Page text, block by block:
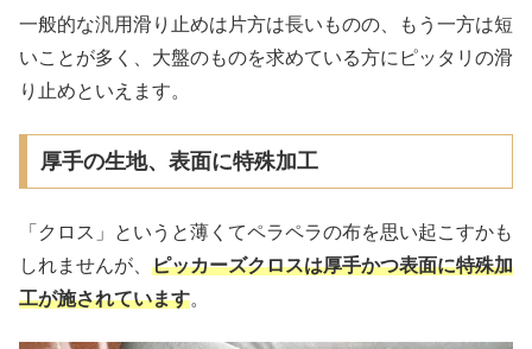
一般的な汎用滑り止めは片方は長いものの、もう一方は短
いことが多く、大盤のものを求めている方にピッタリの滑
り止めといえます。
厚手の生地、表面に特殊加工
「クロス」というと薄くてペラペラの布を思い起こすかも
しれませんが、 ピッカーズクロスは厚手かつ表面に特殊加
工が施されています。